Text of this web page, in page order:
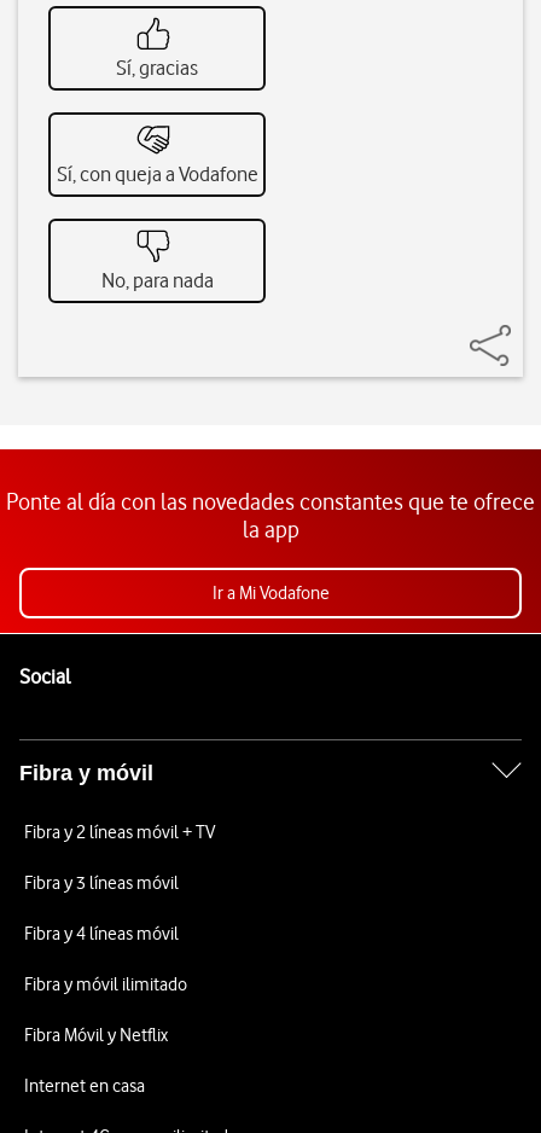
Sí, gracias
Sí, con queja a Vodafone
No, para nada
Ponte al día con las novedades constantes que te ofrece
la app
Ir a Mi Vodafone
SocialEnlaces a las redes sociales de Vodafone
Fibra y móvil
Fibra y 2 líneas móvil + TV
Fibra y 3 líneas móvil
Fibra y 4 líneas móvil
Fibra y móvil ilimitado
Fibra Móvil y Netflix
Internet en casa